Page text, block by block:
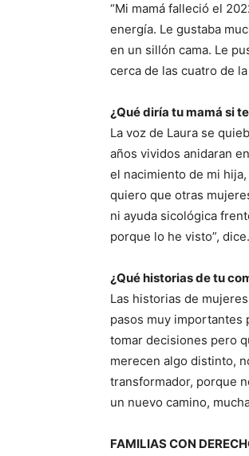
“Mi mamá falleció el
energía. Le gustaba
en un sillón cama. Le
cerca de las cuatro de
¿Qué diría tu mamá si
La voz de Laura se
años vividos anidaran
el nacimiento de mi
quiero que otras
ni ayuda sicológica
porque lo he visto”, dice.
¿Qué historias de tu
Las historias de
pasos muy importantes
tomar decisiones pero
merecen algo distinto,
transformador, porque
un nuevo camino,
FAMILIAS CON